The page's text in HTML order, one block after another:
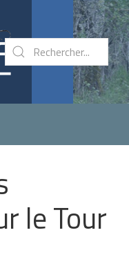
le Tour